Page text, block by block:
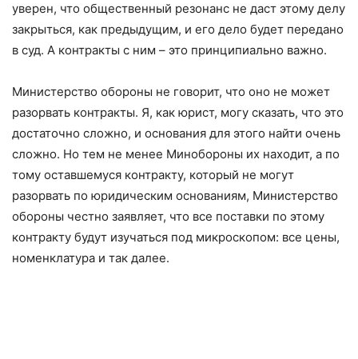
уверен, что общественный резонанс не даст этому делу
закрыться, как предыдущим, и его дело будет передано
в суд. А контракты с ним – это принципиально важно.
Министерство обороны не говорит, что оно не может
разорвать контракты. Я, как юрист, могу сказать, что это
достаточно сложно, и основания для этого найти очень
сложно. Но тем не менее Минобороны их находит, а по
тому оставшемуся контракту, который не могут
разорвать по юридическим основаниям, Министерство
обороны честно заявляет, что все поставки по этому
контракту будут изучаться под микроскопом: все цены,
номенклатура и так далее.